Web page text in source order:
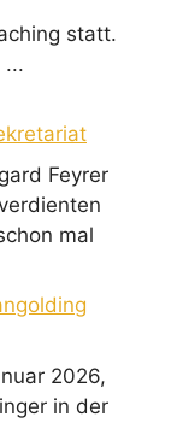
statt.
...
Feyrer
mal
2026,
in der